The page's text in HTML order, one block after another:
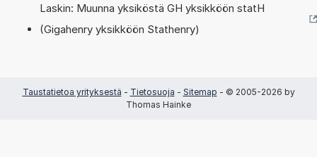
Laskin: Muunna yksiköstä GH yksikköön statH
(Gigahenry yksikköön Stathenry)
Taustatietoa yrityksestä - Tietosuoja - Sitemap - © 2005-2026 by
Thomas Hainke